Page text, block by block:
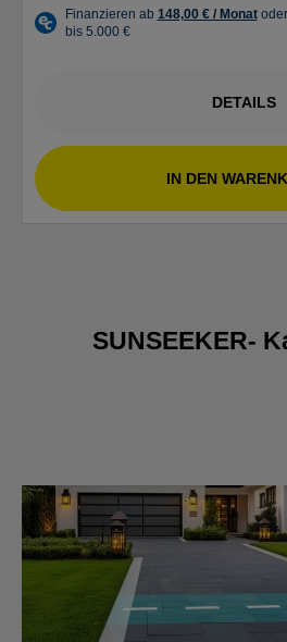
DETAILS
IN DEN
SUNSEEKER-